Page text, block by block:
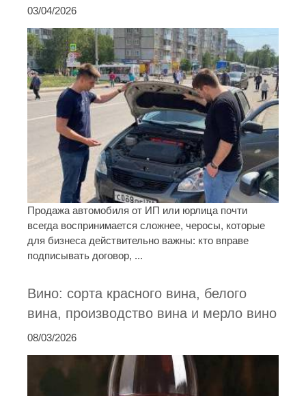
03/04/2026
Продажа автомобиля от ИП или юрлица почти
всегда воспринимается сложнее, черосы, которые
для бизнеса действительно важны: кто вправе
подписывать договор, ...
Вино: сорта красного вина, белого
вина, производство вина и мерло вино
08/03/2026